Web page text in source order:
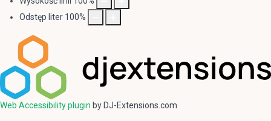
Odstęp liter 100%
Web Accessibility plugin by DJ-Extensions.com